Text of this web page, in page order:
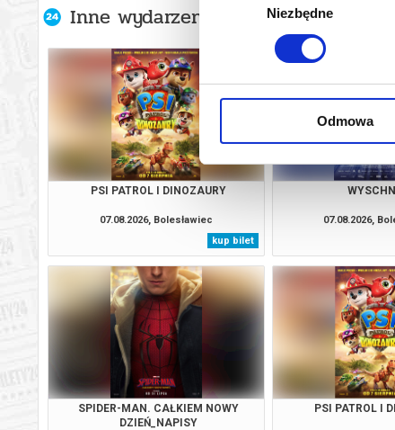
zgody
Niezbędne
Odmowa
Inne wydarzenia organizatora
PSI PATROL I DINOZAURY
07.08.2026, Bolesławiec
kup bilet
07.08.2026,
SPIDER-MAN. CAŁKIEM NOWY
DZIEŃ_NAPISY
PSI PATROL I